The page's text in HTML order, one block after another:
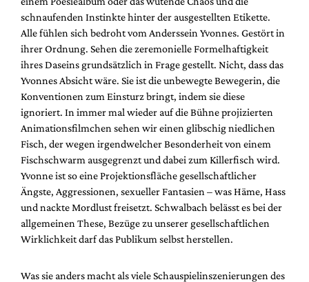
schnaufenden Instinkte hinter der ausgestellten Etikette.
Alle fühlen sich bedroht vom Anderssein Yvonnes. Gestört in
ihrer Ordnung. Sehen die zeremonielle Formelhaftigkeit
ihres Daseins grundsätzlich in Frage gestellt. Nicht, dass das
Yvonnes Absicht wäre. Sie ist die unbewegte Bewegerin, die
Konventionen zum Einsturz bringt, indem sie diese
ignoriert. In immer mal wieder auf die Bühne projizierten
Animationsfilmchen sehen wir einen glibschig niedlichen
Fisch, der wegen irgendwelcher Besonderheit von einem
Fischschwarm ausgegrenzt und dabei zum Killerfisch wird.
Yvonne ist so eine Projektionsfläche gesellschaftlicher
Ängste, Aggressionen, sexueller Fantasien – was Häme, Hass
und nackte Mordlust freisetzt. Schwalbach belässt es bei der
allgemeinen These, Bezüge zu unserer gesellschaftlichen
Wirklichkeit darf das Publikum selbst herstellen.
Was sie anders macht als viele Schauspielinszenierungen des